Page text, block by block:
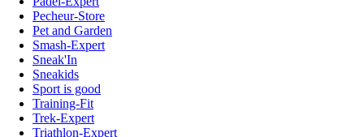
Pecheur-Store
Pet and Garden
Smash-Expert
Sneak'In
Sneakids
Sport is good
Training-Fit
Trek-Expert
Triathlon-Expert